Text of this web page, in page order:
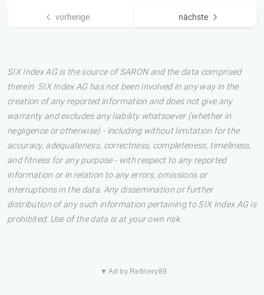
vorherige nächste
SIX Index AG is the source of SARON and the data comprised
therein. SIX Index AG has not been involved in any way in the
creation of any reported information and does not give any
warranty and excludes any liability whatsoever (whether in
negligence or otherwise) - including without limitation for the
accuracy, adequateness, correctness, completeness, timeliness,
and fitness for any purpose - with respect to any reported
information or in relation to any errors, omissions or
interruptions in the data. Any dissemination or further
distribution of any such information pertaining to SIX Index AG is
prohibited. Use of the data is at your own risk.
▼ Ad by Refinery89